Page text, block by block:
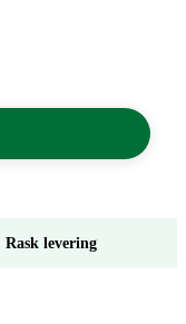
Rask levering